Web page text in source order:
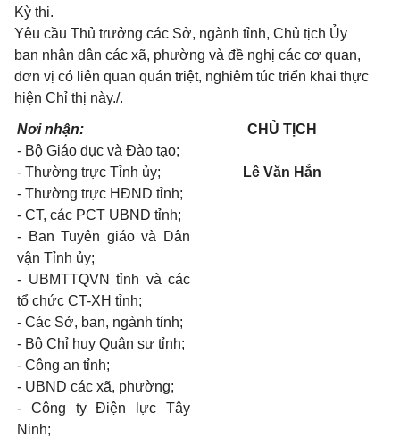
Kỳ thi.
Yêu cầu Thủ trưởng các Sở, ngành tỉnh, Chủ tịch Ủy
ban nhân dân các xã, phường và đề nghị các cơ quan,
đơn vị có liên quan quán triệt, nghiêm túc triển khai thực
hiện Chỉ thị này./.
Nơi nhận:
- Bộ Giáo dục và Đào tạo;
- Thường trực Tỉnh ủy;
- Thường trực HĐND tỉnh;
- CT, các PCT UBND tỉnh;
- Ban Tuyên giáo và Dân
vận Tỉnh ủy;
- UBMTTQVN tỉnh và các
tổ chức CT-XH tỉnh;
- Các Sở, ban, ngành tỉnh;
- Bộ Chỉ huy Quân sự tỉnh;
- Công an tỉnh;
- UBND các xã, phường;
- Công ty Điện lực Tây
Ninh;
CHỦ TỊCH
Lê Văn Hẳn